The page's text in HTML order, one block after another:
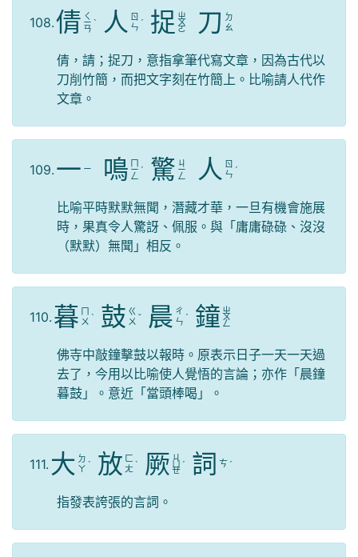
108.倩 ㄑ
ㄧ
ㄢ
ˋ 人 ㄖ
ㄣ ˊ 捉 ㄓ
ㄨ
ㄛ 刀 ㄉ
ㄠ
倩，請；捉刀，意指拿筆代寫文章，因為古代以
刀削竹簡，而把文字刻在竹簡上。比喻請人代作
文章。
109. 一 ㄧ 鳴 ㄇ
ㄧ
ㄥ
ˊ 驚 ㄐ
ㄧ
ㄥ 人 ㄖ
ㄣ ˊ
比喻平時默默無聞，潛藏才華，一旦有機會施展
時，果真令人驚訝、佩服。與「庸庸碌碌、沒沒
（默默）無聞」相反。
110. 暮 ㄇ
ㄨ ˋ 鼓 ㄍ
ㄨ ˇ 晨 ㄔ
ㄣ ˊ 鐘 ㄓ
ㄨ
ㄥ
佛寺中敲鐘擊鼓以報時。原表示日子一天一天過
去了，今用以比喻使人覺悟的言論；亦作「晨鐘
暮鼓」。意近「當頭棒喝」。
111. 大 ㄉ
ㄚ ˋ 放 ㄈ
ㄤ ˋ 厥 ㄐ
ㄩ
ㄝ
ˊ 詞 ㄘ ˊ
指發表誇張的言詞。